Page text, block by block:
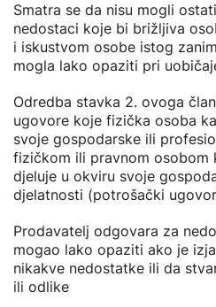
Smatra se da nisu mogli
nedostaci koje bi brižljiva
i iskustvom osobe istog
mogla lako opaziti pri
Odredba stavka 2. ovoga
ugovore koje fizička osoba
svoje gospodarske ili
fizičkom ili pravnom osobom
djeluje u okviru svoje
djelatnosti (potrošački
Prodavatelj odgovara za
mogao lako opaziti ako je
nikakve nedostat­ke ili da
ili odlike